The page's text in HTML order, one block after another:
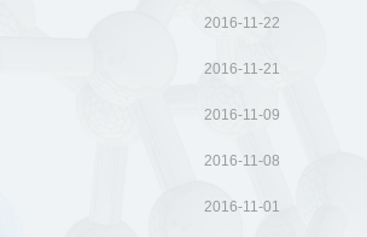
2016-11-22
2016-11-21
2016-11-09
2016-11-08
2016-11-01